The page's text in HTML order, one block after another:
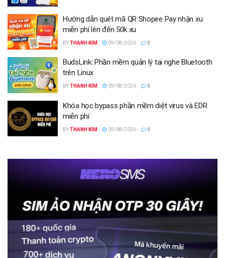
Hướng dẫn quét mã QR Shopee Pay nhận xu
miễn phí lên đến 50k xu
BYTHANH KIM 09/08/2026 0
BudsLink: Phần mềm quản lý tai nghe Bluetooth
trên Linux
BYTHANH KIM 09/08/2026 0
Khóa học bypass phần mềm diệt virus và EDR
miễn phí
BYTHANH KIM 09/08/2026 0